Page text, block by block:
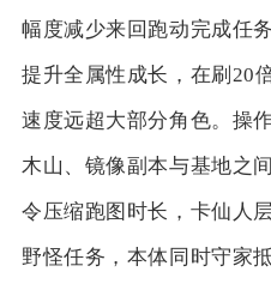
幅度减少来回跑动完成任
提升全属性成长，在刷20
速度远超大部分角色。操
木山、镜像副本与基地之
令压缩跑图时长，卡仙人
野怪任务，本体同时守家